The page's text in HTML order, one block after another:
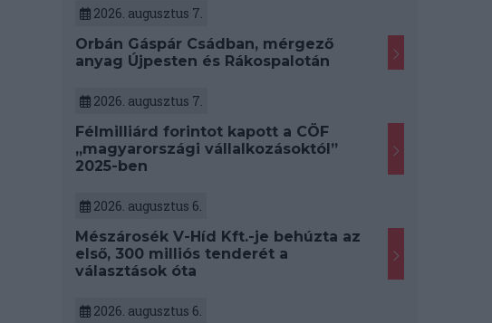
2026. augusztus 7.
Orbán Gáspár Csádban, mérgező
anyag Újpesten és Rákospalotán
2026. augusztus 7.
Félmilliárd forintot kapott a CÖF
„magyarországi vállalkozásoktól”
2025-ben
2026. augusztus 6.
Mészárosék V-Híd Kft.-je behúzta az
első, 300 milliós tenderét a
választások óta
2026. augusztus 6.